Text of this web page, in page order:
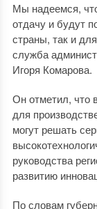
Мы надеемся,
отдачу и будут
страны, так и
служба
Игоря Комарова.
Он отметил, что
для
могут решать
руководства
развитию
По словам